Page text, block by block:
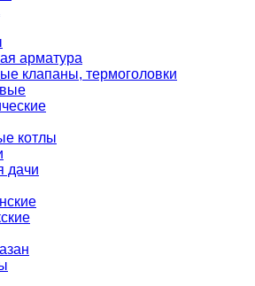
арматура
клапаны, термоголовки
котлы
дачи